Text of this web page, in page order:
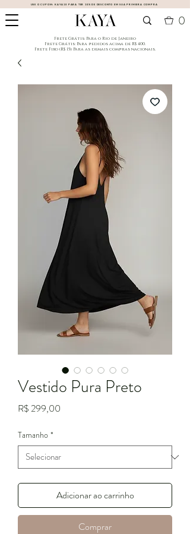
0
USE O CUPOM:KAYA10PARA TER 10% DE DESCONTO EM SUA PRIMEIRA COMPRA
​Frete Grátis: Para o Rio de Janeiro
​Frete Grátis: Para pedidos acima de R$ 400.
Frete Fixo (R$ 15): Para as demais compras nacionais.
Vestido Pura Preto
R$ 299,00
Tamanho *
Adicionar ao carrinho
Comprar